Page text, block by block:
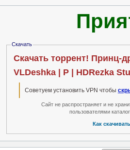
Скачать
Скачать торрент! Принц-
VLDeshka | P | HDRezka
Советуем установить VPN чтобы
Сайт не распространяет и не
пользователями
Как